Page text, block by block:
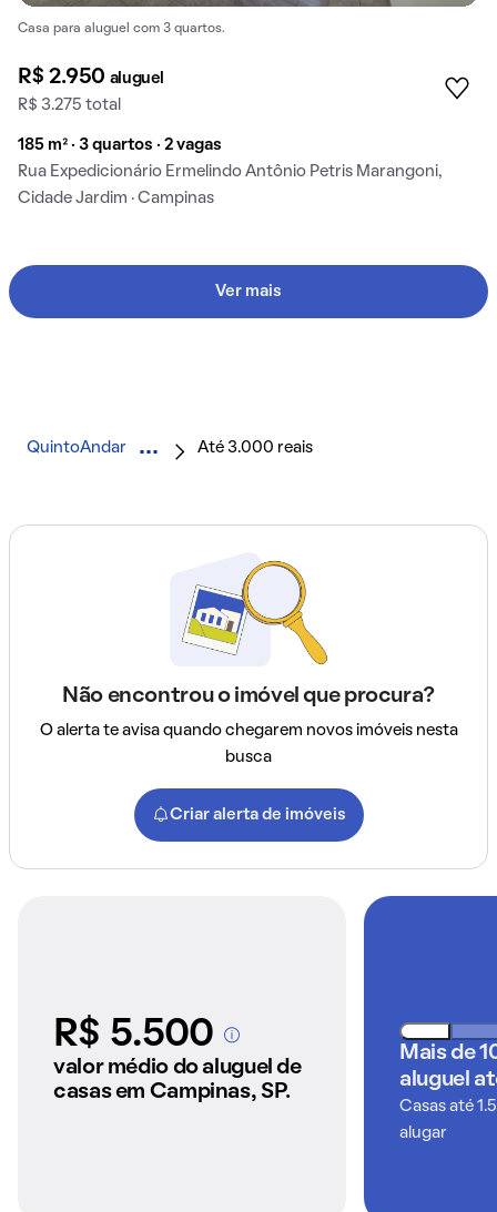
Casa para aluguel com 3 quartos.
R$ 2.950 aluguel
R$ 3.275 total
185 m² · 3 quartos · 2 vagas
Rua Expedicionário Ermelindo Antônio Petris Marangoni,
Cidade Jardim · Campinas
Ver mais
QuintoAndar Até 3.000 reais
Não encontrou o imóvel que procura?
O alerta te avisa quando chegarem novos imóveis nesta
busca
Criar alerta de imóveis
R$ 5.500A partir dos imóveis
anunciados pelo
QuintoAndar
valor médio do aluguel de
casas em Campinas, SP.
Mais de
aluguel
Casas até
alugar